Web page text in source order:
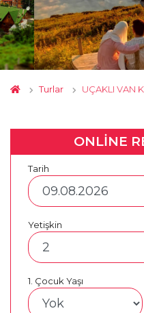
Turlar UÇAKLI VAN
ONLİNE
Tarih
Yetişkin
1. Çocuk Yaşı